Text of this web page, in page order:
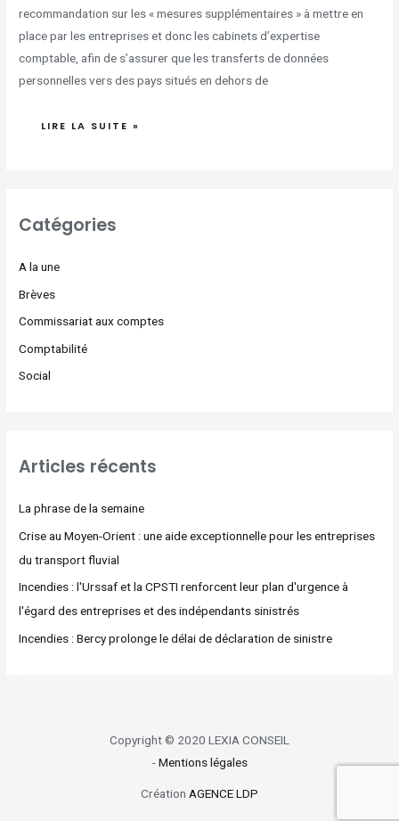
recommandation sur les « mesures supplémentaires » à mettre en
place par les entreprises et donc les cabinets d’expertise
comptable, afin de s’assurer que les transferts de données
personnelles vers des pays situés en dehors de
LIRE LA SUITE »
Catégories
A la une
Brèves
Commissariat aux comptes
Comptabilité
Social
Articles récents
La phrase de la semaine
Crise au Moyen-Orient : une aide exceptionnelle pour les entreprises
du transport fluvial
Incendies : l'Urssaf et la CPSTI renforcent leur plan d'urgence à
l'égard des entreprises et des indépendants sinistrés
Incendies : Bercy prolonge le délai de déclaration de sinistre
Copyright © 2020 LEXIA CONSEIL
-Mentions légales
Création AGENCE LDP